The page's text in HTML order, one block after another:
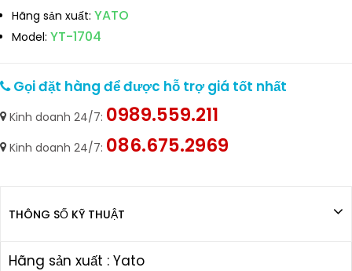
Hãng sản xuất: YATO
Model: YT-1704
Gọi đặt hàng để được hỗ trợ giá tốt nhất
Kinh doanh 24/7: 0989.559.211
Kinh doanh 24/7: 086.675.2969
THÔNG SỐ KỸ THUẬT
Hãng sản xuất : Yato